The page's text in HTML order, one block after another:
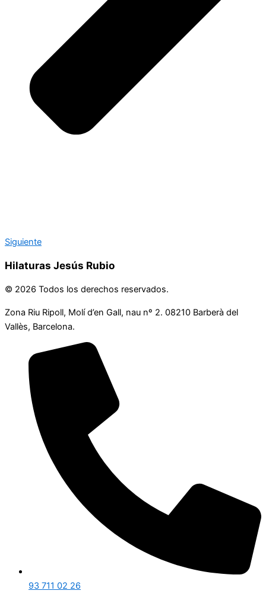
Siguiente
Hilaturas Jesús Rubio
© 2026 Todos los derechos reservados.
Zona Riu Ripoll, Molí d’en Gall, nau nº 2. 08210 Barberà del
Vallès, Barcelona.
93 711 02 26